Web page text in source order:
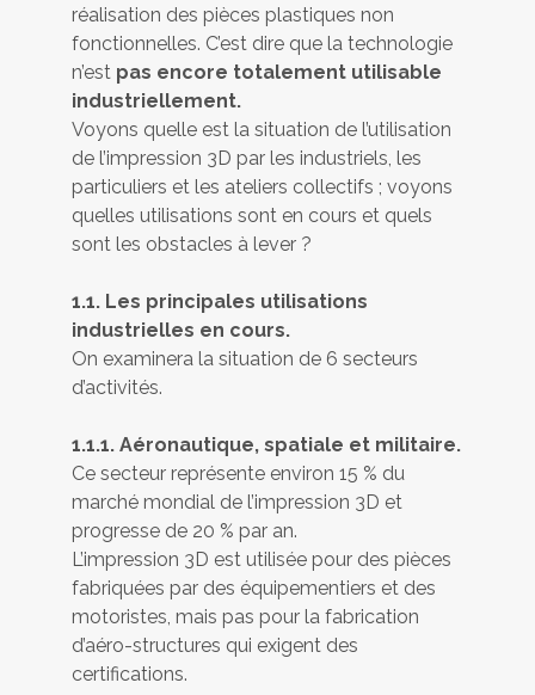
réalisation des pièces plastiques non
fonctionnelles. C’est dire que la technologie
n’est pas encore totalement utilisable
industriellement.
Voyons quelle est la situation de l’utilisation
de l’impression 3D par les industriels, les
particuliers et les ateliers collectifs ; voyons
quelles utilisations sont en cours et quels
sont les obstacles à lever ?
1.1. Les principales utilisations
industrielles en cours.
On examinera la situation de 6 secteurs
d’activités.
1.1.1. Aéronautique, spatiale et militaire.
Ce secteur représente environ 15 % du
marché mondial de l’impression 3D et
progresse de 20 % par an.
L’impression 3D est utilisée pour des pièces
fabriquées par des équipementiers et des
motoristes, mais pas pour la fabrication
d’aéro-structures qui exigent des
certifications.